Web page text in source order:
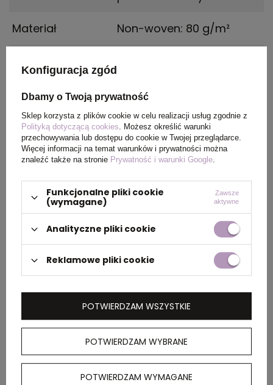
Materiał Non-woven: 80 g/m²
pochodzenia
Rozmiar
Złożona: 200 x 110 x 15 mm
| Rozłożona: 380 x 465
mm
PAKOWANIE
Wymiary
kartonu
zewnętrznego
0.560x0.440x0.380
kartonie
wewnętrznym
50
Konfiguracja zgód
Dbamy o Twoją prywatność
Sklep korzysta z plików cookie w celu realizacji usług zgodnie z
Polityką dotyczącą cookies. Możesz określić warunki
przechowywania lub dostępu do cookie w Twojej przeglądarce.
Więcej informacji na temat warunków i prywatności można
znaleźć także na stronie Prywatność i warunki Google.
Funkcjonalne pliki cookie
(wymagane)
Zawsze
aktywne
Analityczne pliki cookie
Reklamowe pliki cookie
POTWIERDZAM WYBRANE
POTWIERDZAM WYMAGANE
POTWIERDZAM WSZYSTKIE